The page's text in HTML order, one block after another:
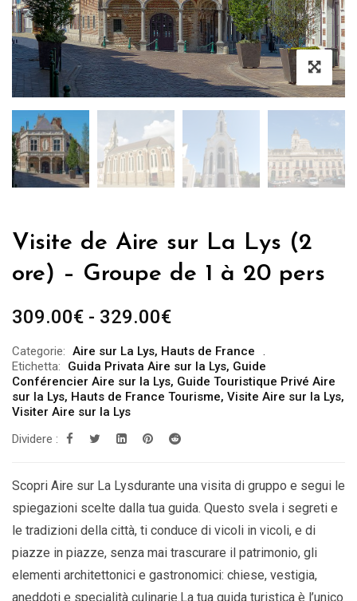
Visite de Aire sur La Lys (2
ore) – Groupe de 1 à 20 pers
309.00€ - 329.00€Fascia
prezzo:
da
309.00€
a
329.00€
Categorie: Aire sur La Lys, Hauts de France
Etichetta:
Guida Privata Aire sur la Lys, Guide
Conférencier Aire sur la Lys, Guide Touristique Privé Aire
sur la Lys, Hauts de France Tourisme, Visite Aire sur la Lys,
Visiter Aire sur la Lys
Dividere :
Scopri Aire sur La Lysdurante una visita di gruppo e segui le
spiegazioni scelte dalla tua guida. Questo svela i segreti e
le tradizioni della città, ti conduce di vicoli in vicoli, e di
piazze in piazze, senza mai trascurare il patrimonio, gli
elementi architettonici e gastronomici: chiese, vestigia,
aneddoti e specialità culinarie.La tua guida turistica è l’unico